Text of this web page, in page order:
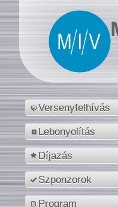
Versenyfelhívás
Lebonyolítás
Díjazás
Szponzorok
Program